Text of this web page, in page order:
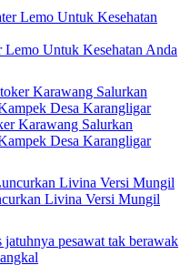
Lemo Untuk Kesehatan Anda
Karawang Salurkan
Desa Karangligar
Livina Versi Mungil